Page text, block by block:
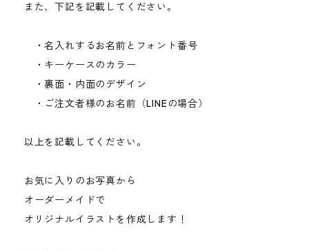
また、下記を記載してください。
・名入れするお名前とフォント番号
・キーケースのカラー
・裏面・内面のデザイン
・ご注文者様のお名前（LINEの場合）
以上を記載してください。
お気に入りのお写真から
オーダーメイドで
オリジナルイラストを作成します！